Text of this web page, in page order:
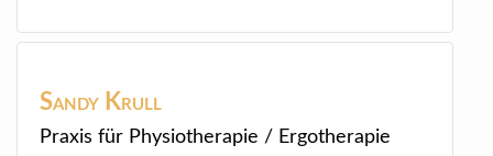
Sandy Krull
Praxis für Physiotherapie / Ergotherapie